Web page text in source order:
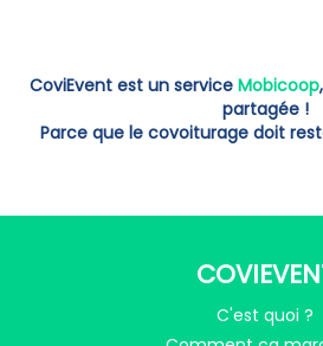
CoviEvent est un service Mobicoop
partagée !
Parce que le covoiturage doit
C'est quoi ?